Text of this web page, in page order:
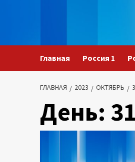
Главная Россия 1
ГЛАВНАЯ 2023 ОКТЯБРЬ
День: